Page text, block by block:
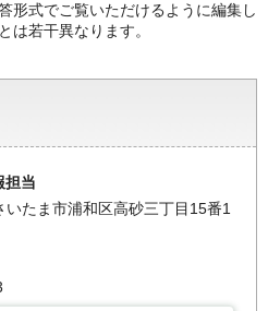
形式でご覧いただけるように編集し
は若干異なります。
担当
たま市浦和区高砂三丁目15番1